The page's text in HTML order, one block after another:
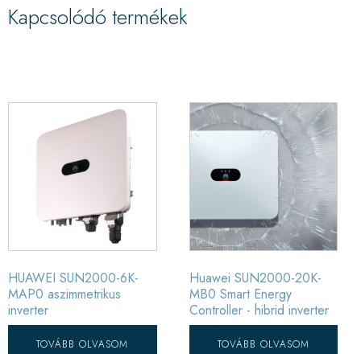
Kapcsolódó termékek
HUAWEI SUN2000-6K-
MAP0 aszimmetrikus
inverter
TOVÁBB OLVASOM
Huawei SUN2000-20K-
MB0 Smart Energy
Controller - hibrid inverter
TOVÁBB OLVASOM